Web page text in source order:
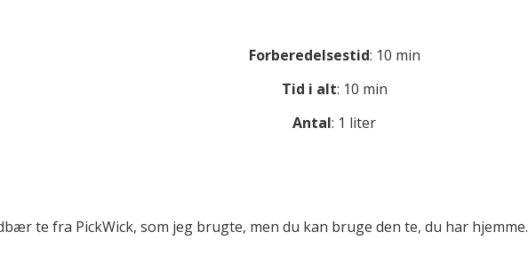
Forberedelsestid: 10 min
Tid i alt: 10 min
Antal: 1 liter
te fra PickWick, som jeg brugte, men du kan bruge den te, du har hjemme.